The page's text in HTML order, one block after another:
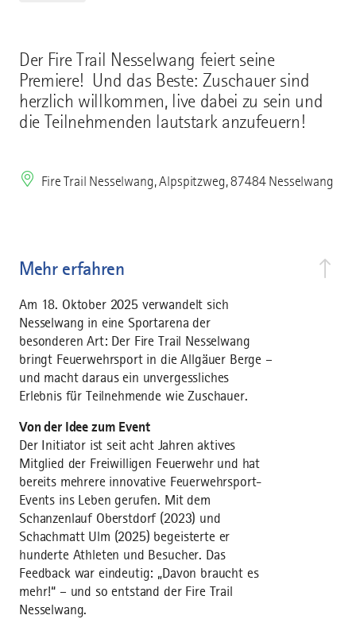
Der Fire Trail Nesselwang feiert seine
Premiere! Und das Beste: Zuschauer sind
herzlich willkommen, live dabei zu sein und
die Teilnehmenden lautstark anzufeuern!
Fire Trail Nesselwang, Alpspitzweg, 87484 Nesselwang
Mehr erfahren
Am 18. Oktober 2025 verwandelt sich
Nesselwang in eine Sportarena der
besonderen Art: Der Fire Trail Nesselwang
bringt Feuerwehrsport in die Allgäuer Berge –
und macht daraus ein unvergessliches
Erlebnis für Teilnehmende wie Zuschauer.
Von der Idee zum Event
Der Initiator ist seit acht Jahren aktives
Mitglied der Freiwilligen Feuerwehr und hat
bereits mehrere innovative Feuerwehrsport-
Events ins Leben gerufen. Mit dem
Schanzenlauf Oberstdorf (2023) und
Schachmatt Ulm (2025) begeisterte er
hunderte Athleten und Besucher. Das
Feedback war eindeutig: „Davon braucht es
mehr!“ – und so entstand der Fire Trail
Nesselwang.